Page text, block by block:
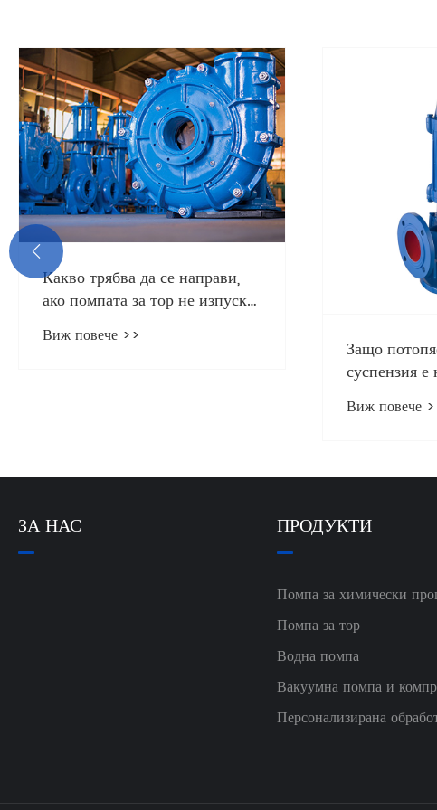
Как работи помпата за тор и
Как да
помпа за
Виж повече >>

ЗА НАС ПРОДУКТИ
Помпа за химически
Помпа за тор
Водна помпа
Вакуумна помпа и
Персонализирана